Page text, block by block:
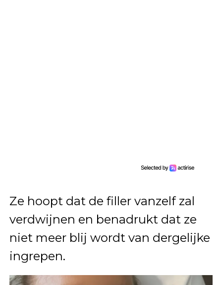
Ze hoopt dat de filler vanzelf zal
verdwijnen en benadrukt dat ze
niet meer blij wordt van dergelijke
ingrepen.